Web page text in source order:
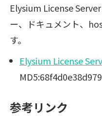
Elysium License
ー、ドキュメント、
す。
Elysium License
参考リンク